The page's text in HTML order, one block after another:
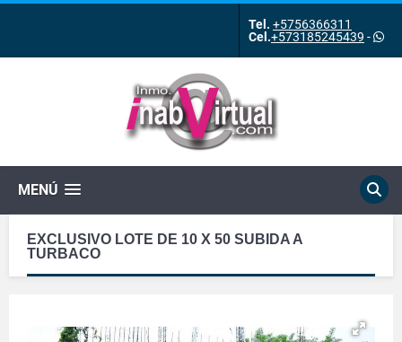
Tel. +5756366311
Cel.+573185245439 -
MENÚ
EXCLUSIVO LOTE DE 10 X 50 SUBIDA A
TURBACO